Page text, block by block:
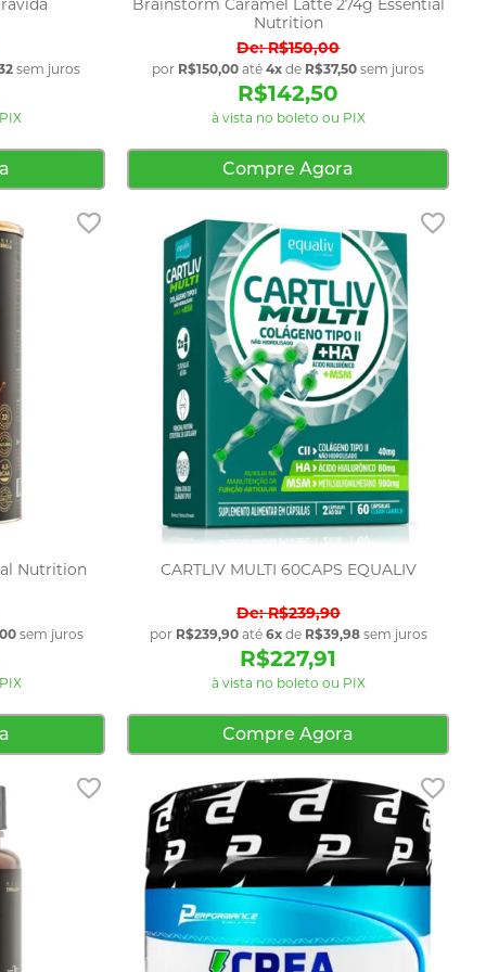
sem juros
Brainstorm Caramel Latte 274g Essential
Nutrition
R$150,00
por R$150,00 até4x de R$37,50 sem juros
R$142,50
à vista no boleto ou PIX
Compre Agora
Nutrition
sem juros
Adicionar aos favoritos
CARTLIV MULTI 60CAPS EQUALIV
R$239,90
por R$239,90até 6xde R$39,98sem juros
R$227,91
à vista no boleto ou PIX
Compre Agora
Adicionar aos favoritos